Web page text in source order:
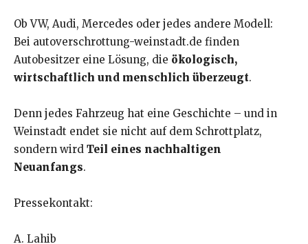
Ob VW, Audi, Mercedes oder jedes andere Modell:
Bei autoverschrottung-weinstadt.de finden
Autobesitzer eine Lösung, die ökologisch,
wirtschaftlich und menschlich überzeugt.
Denn jedes Fahrzeug hat eine Geschichte – und in
Weinstadt endet sie nicht auf dem Schrottplatz,
sondern wird Teil eines nachhaltigen
Neuanfangs.
Pressekontakt:
A. Lahib